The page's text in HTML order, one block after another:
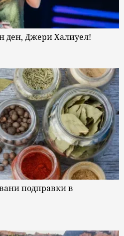
ден, Джери Халиуел!
подправки в